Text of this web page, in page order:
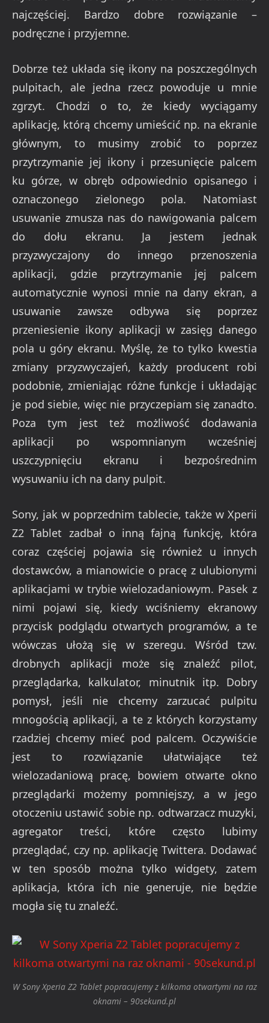
najczęściej. Bardzo dobre rozwiązanie –
podręczne i przyjemne.
Dobrze też układa się ikony na poszczególnych
pulpitach, ale jedna rzecz powoduje u mnie
zgrzyt. Chodzi o to, że kiedy wyciągamy
aplikację, którą chcemy umieścić np. na ekranie
głównym, to musimy zrobić to poprzez
przytrzymanie jej ikony i przesunięcie palcem
ku górze, w obręb odpowiednio opisanego i
oznaczonego zielonego pola. Natomiast
usuwanie zmusza nas do nawigowania palcem
do dołu ekranu. Ja jestem jednak
przyzwyczajony do innego przenoszenia
aplikacji, gdzie przytrzymanie jej palcem
automatycznie wynosi mnie na dany ekran, a
usuwanie zawsze odbywa się poprzez
przeniesienie ikony aplikacji w zasięg danego
pola u góry ekranu. Myślę, że to tylko kwestia
zmiany przyzwyczajeń, każdy producent robi
podobnie, zmieniając różne funkcje i układając
je pod siebie, więc nie przyczepiam się zanadto.
Poza tym jest też możliwość dodawania
aplikacji po wspomnianym wcześniej
uszczypnięciu ekranu i bezpośrednim
wysuwaniu ich na dany pulpit.
Sony, jak w poprzednim tablecie, także w Xperii
Z2 Tablet zadbał o inną fajną funkcję, która
coraz częściej pojawia się również u innych
dostawców, a mianowicie o pracę z ulubionymi
aplikacjami w trybie wielozadaniowym. Pasek z
nimi pojawi się, kiedy wciśniemy ekranowy
przycisk podglądu otwartych programów, a te
wówczas ułożą się w szeregu. Wśród tzw.
drobnych aplikacji może się znaleźć pilot,
przeglądarka, kalkulator, minutnik itp. Dobry
pomysł, jeśli nie chcemy zarzucać pulpitu
mnogością aplikacji, a te z których korzystamy
rzadziej chcemy mieć pod palcem. Oczywiście
jest to rozwiązanie ułatwiające też
wielozadaniową pracę, bowiem otwarte okno
przeglądarki możemy pomniejszy, a w jego
otoczeniu ustawić sobie np. odtwarzacz muzyki,
agregator treści, które często lubimy
przeglądać, czy np. aplikację Twittera. Dodawać
w ten sposób można tylko widgety, zatem
aplikacja, która ich nie generuje, nie będzie
mogła się tu znaleźć.
W Sony Xperia Z2 Tablet popracujemy z kilkoma otwartymi na raz
oknami – 90sekund.pl